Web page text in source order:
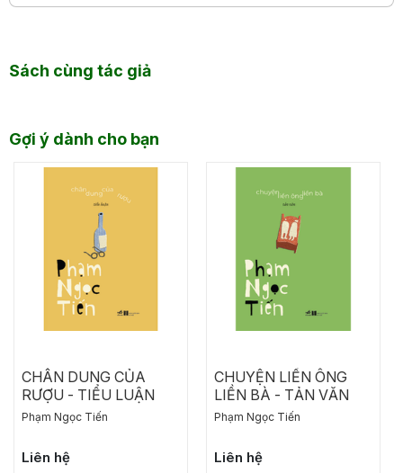
Sách cùng tác giả
Gợi ý dành cho bạn
CHÂN DUNG CỦA
RƯỢU - TIỂU LUẬN
Phạm Ngọc Tiến
Liên hệ
CHUYỆN LIỀN ÔNG
LIỀN BÀ - TẢN VĂN
Phạm Ngọc Tiến
Liên hệ